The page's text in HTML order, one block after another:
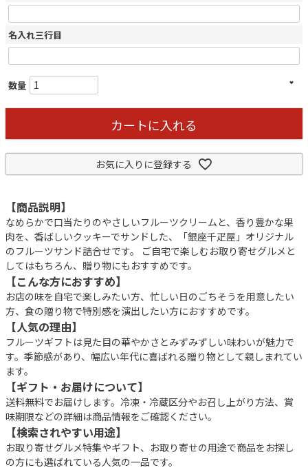
名入れ三行目
カートに入れる
お気に入りに登録する
【商品説明】
なめらかで口当たりのやさしいフルーツクリームと、香り豊かな果
肉を、香ばしいクッキーでサンドした、「銀座千疋屋」オリジナル
のフルーツサンド詰合せです。 ご自宅で楽しむお取り寄せグルメと
してはもちろん、贈り物にもおすすめです。
【こんな方におすすめ】
お店の味を自宅で楽しみたい方、忙しい日のごちそうを用意したい
方、食の贈り物で特別感を演出したい方におすすめです。
【人気の理由】
フルーツギフトは見た目の華やかさとみずみずしい味わいが魅力で
す。季節感があり、幅広い年代に喜ばれる贈り物として親しまれてい
ます。
【ギフト・お届けについて】
送料無料でお届けします。冷凍・冷蔵区分やお召し上がり方法、賞
味期限などの詳細は商品情報をご確認ください。
【検索されやすい用途】
お取り寄せグルメ特集やギフト、お取り寄せの用途で商品をお探し
の方にも選ばれている人気の一品です。